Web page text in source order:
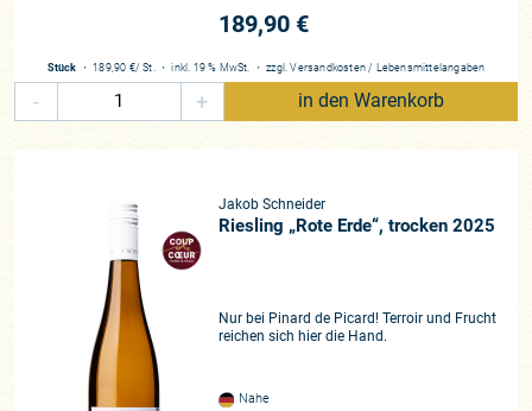
189,90 €
Stück ・189,90 €/ St. ・inkl. 19 % MwSt. ・zzgl.Versandkosten / Lebensmittelangaben
- + in den Warenkorb
Jakob Schneider
Riesling „Rote Erde“, trocken 2025
Nur bei Pinard de Picard! Terroir und Frucht
reichen sich hier die Hand.
Nahe